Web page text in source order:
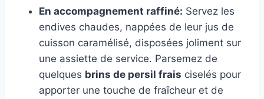
En accompagnement raffiné: Servez les
endives chaudes, nappées de leur jus de
cuisson caramélisé, disposées joliment sur
une assiette de service. Parsemez de
quelques brins de persil frais ciselés pour
apporter une touche de fraîcheur et de